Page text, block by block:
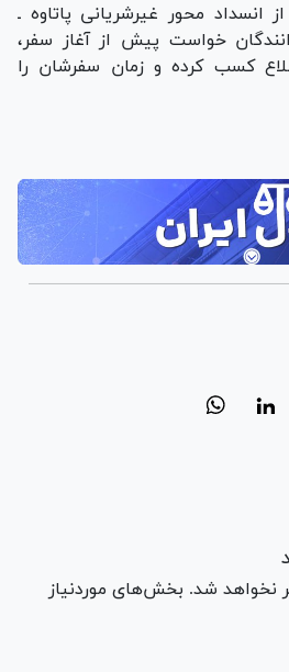
محور غیرشریانی پاتاوه ـ
خواست پیش از آغاز سفر،
کسب کرده و زمان سفرشان را
نخواهد شد. بخش‌های موردنیاز